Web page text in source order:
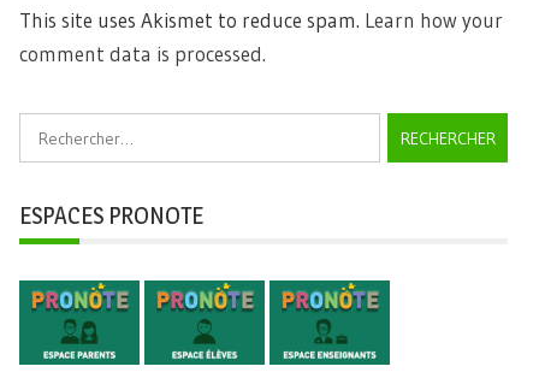
This site uses Akismet to reduce spam. Learn how your
comment data is processed.
Rechercher :
ESPACES PRONOTE